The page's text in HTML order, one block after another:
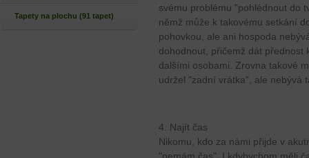
Tapety na plochu (91 tapet)
svému problému "pohlédnout do
němž může k takovému setkání
pohovkou, ale ani hospoda
dohodnout, přičemž dát
dalšími osobami. Zrovna takové
udržel "zadní vrátka", ale nebývá
4. Najít čas
Nikomu, kdo za námi přijde v